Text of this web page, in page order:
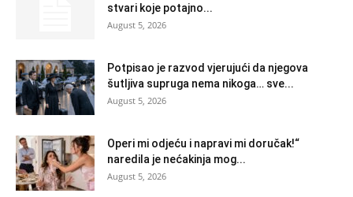
stvari koje potajno...
August 5, 2026
Potpisao je razvod vjerujući da njegova
šutljiva supruga nema nikoga… sve...
August 5, 2026
Operi mi odjeću i napravi mi doručak!“
naredila je nećakinja mog...
August 5, 2026